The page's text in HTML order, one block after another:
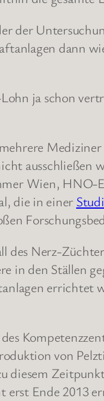
der
dann
ja schon
ausschließen
Wien,
die in einer
Nerz-
in den Ställen
errichtet
von
diesem
Ende 2013